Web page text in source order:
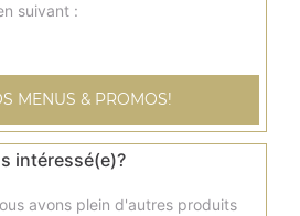
légumes grillés + frites +
suivant :
MENUS & PROMOS!
intéressé(e)?
avons plein d'autres produits